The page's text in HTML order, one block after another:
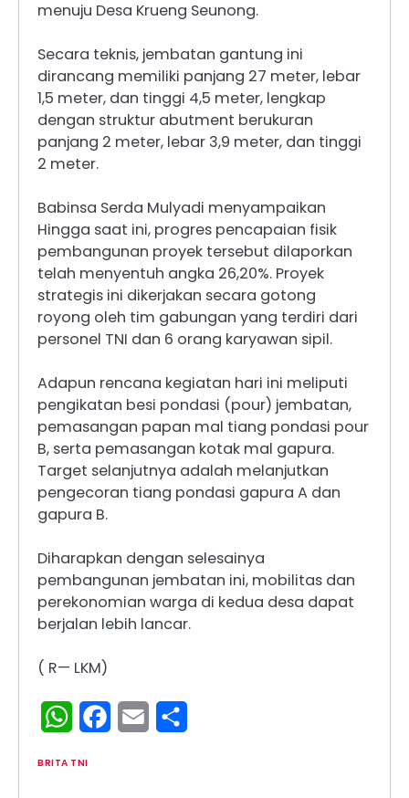
menuju Desa Krueng Seunong.
Secara teknis, jembatan gantung ini
dirancang memiliki panjang 27 meter, lebar
1,5 meter, dan tinggi 4,5 meter, lengkap
dengan struktur abutment berukuran
panjang 2 meter, lebar 3,9 meter, dan tinggi
2 meter.
Babinsa Serda Mulyadi menyampaikan
Hingga saat ini, progres pencapaian fisik
pembangunan proyek tersebut dilaporkan
telah menyentuh angka 26,20%. Proyek
strategis ini dikerjakan secara gotong
royong oleh tim gabungan yang terdiri dari
personel TNI dan 6 orang karyawan sipil.
Adapun rencana kegiatan hari ini meliputi
pengikatan besi pondasi (pour) jembatan,
pemasangan papan mal tiang pondasi pour
B, serta pemasangan kotak mal gapura.
Target selanjutnya adalah melanjutkan
pengecoran tiang pondasi gapura A dan
gapura B.
Diharapkan dengan selesainya
pembangunan jembatan ini, mobilitas dan
perekonomian warga di kedua desa dapat
berjalan lebih lancar.
( R— LKM)
WhatsAppFacebook
Email
BRITA TNI